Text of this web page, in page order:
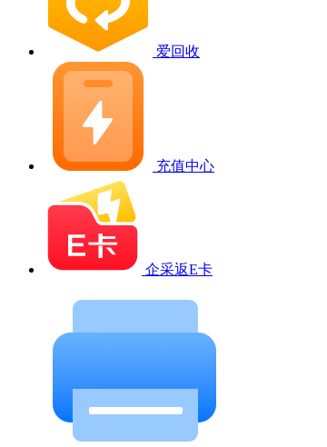
爱回收
充值中心
企采返E卡